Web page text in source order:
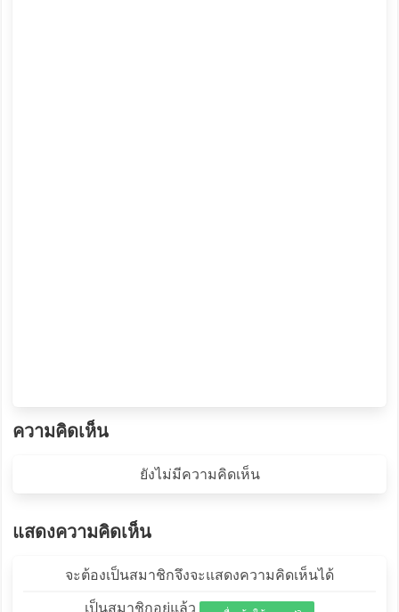
ความคิดเห็น
ยังไม่มีความคิดเห็น
แสดงความคิดเห็น
จะต้องเป็นสมาชิกจึงจะแสดงความคิดเห็นได้
เป็นสมาชิกอยู่แล้ว